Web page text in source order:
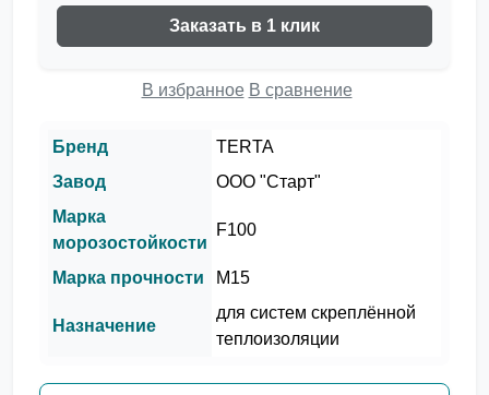
Заказать в 1 клик
В избранное В сравнение
Бренд
TERTA
Завод
ООО "Старт"
Марка
морозостойкости
F100
Марка прочности М15
Назначение
для систем скреплённой
теплоизоляции